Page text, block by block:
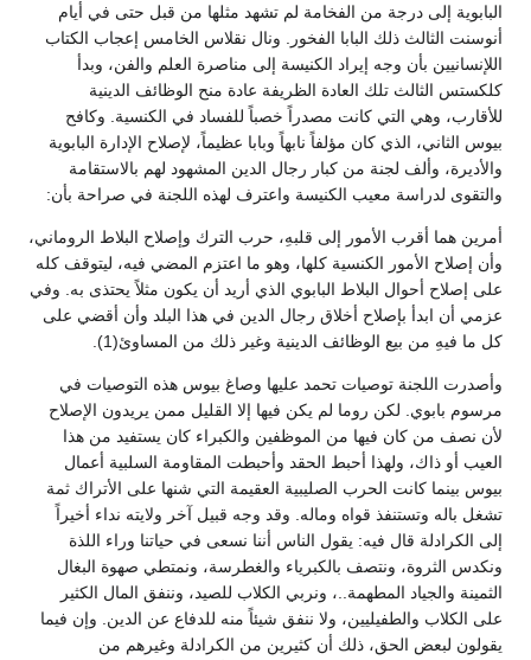
البابوية إلى درجة من الفخامة لم تشهد مثلها من قبل حتى في أيام
أنوسنت الثالث ذلك البابا الفخور. ونال نقلاس الخامس إعجاب الكتاب
اللإنسانيين بأن وجه إيراد الكنيسة إلى مناصرة العلم والفن، وبدأ
كلكستس الثالث تلك العادة الظريفة عادة منح الوظائف الدينية
للأقارب، وهي التي كانت مصدراً خصباً للفساد في الكنسية. وكافح
بيوس الثاني، الذي كان مؤلفاً نابهاً وبابا عظيماً، لإصلاح الإدارة البابوية
والأديرة، وألف لجنة من كبار رجال الدين المشهود لهم بالاستقامة
والتقوى لدراسة معيب الكنيسة واعترف لهذه اللجنة في صراحة بأن:
أمرين هما أقرب الأمور إلى قلبهِ، حرب الترك وإصلاح البلاط الروماني،
وأن إصلاح الأمور الكنسية كلها، وهو ما اعتزم المضي فيه، ليتوقف كله
على إصلاح أحوال البلاط البابوي الذي أريد أن يكون مثلاً يحتذى به. وفي
عزمي أن ابدأ بإصلاح أخلاق رجال الدين في هذا البلد وأن أقضي على
كل ما فيهِ من بيع الوظائف الدينية وغير ذلك من المساوئ(1).
وأصدرت اللجنة توصيات تحمد عليها وصاغ بيوس هذه التوصيات في
مرسوم بابوي. لكن روما لم يكن فيها إلا القليل ممن يريدون الإصلاح
لأن نصف من كان فيها من الموظفين والكبراء كان يستفيد من هذا
العيب أو ذاك، ولهذا أحبط الحقد وأحبطت المقاومة السلبية أعمال
بيوس بينما كانت الحرب الصليبية العقيمة التي شنها على الأتراك ثمة
تشغل باله وتستنفذ قواه وماله. وقد وجه قبيل آخر ولايته نداء أخيراً
إلى الكرادلة قال فيه: يقول الناس أننا نسعى في حياتنا وراء اللذة
ونكدس الثروة، ونتصف بالكبرياء والغطرسة، ونمتطي صهوة البغال
الثمينة والجياد المطهمة..، ونربي الكلاب للصيد، وننفق المال الكثير
على الكلاب والطفيليين، ولا ننفق شيئاً منه للدفاع عن الدين. وإن فيما
يقولون لبعض الحق، ذلك أن كثيرين من الكرادلة وغيرهم من